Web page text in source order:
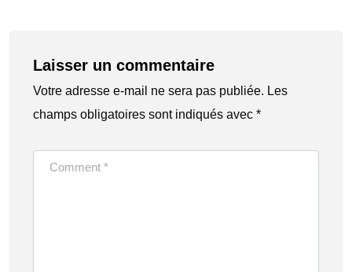
Laisser un commentaire
Votre adresse e-mail ne sera pas publiée. Les
champs obligatoires sont indiqués avec *